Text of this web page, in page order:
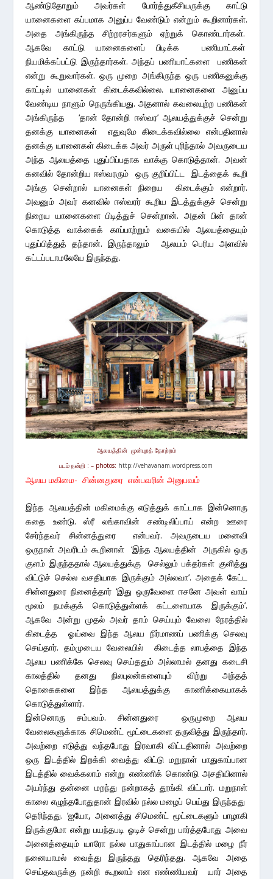
ஆண்டுதோறும் அவர்கள் போர்த்துகீசியருக்கு காட்டு
யானைகளை கப்பமாக அனுப்ப வேண்டும் என்றும் கூறினார்கள்.
அதை அங்கிருந்த சிற்றரசர்களும் ஏற்றுக் கொண்டார்கள்.
ஆகவே காட்டு யானைகளைப் பிடிக்க பணியாட்கள்
நியமிக்கப்பட்டு இருந்தார்கள். அந்தப் பணியாட்களை பணிகன்
என்று கூறுவார்கள். ஒரு முறை அங்கிருந்த ஒரு பணிகனுக்கு
காட்டில் யானைகள் கிடைக்கவில்லை. யானைகளை அனுப்ப
வேண்டிய நாளும் நெருங்கியது. அதனால் கவலையுற்ற பணிகன்
அங்கிருந்த ‘தான் தோன்றி ஈஸ்வர’ ஆலயத்துக்குச் சென்று
தனக்கு யானைகள் எதுவுமே கிடைக்கவில்லை என்பதினால்
தனக்கு யானைகள் கிடைக்க அவர் அருள் புரிந்தால் அவருடைய
அந்த ஆலயத்தை புதுப்பிப்பதாக வாக்கு கொடுத்தான். அவன்
கனவில் தோன்றிய ஈஸ்வரரும் ஒரு குறிப்பிட்ட இடத்தைக் கூறி
அங்கு சென்றால் யானைகள் நிறைய கிடைக்கும் என்றார்.
அவனும் அவர் கனவில் ஈஸ்வரர் கூறிய இடத்துக்குச் சென்று
நிறைய யானைகளை பிடித்துச் சென்றான். அதன் பின் தான்
கொடுத்த வாக்கைக் காப்பாற்றும் வகையில் ஆலயத்தையும்
புதுப்பித்துத் தந்தான். இருந்தாலும் ஆலயம் பெரிய அளவில்
கட்டப்படாமலேயே இருந்தது.
ஆலயத்தின் முன்புறத் தோற்றம்
படம் நன்றி : – photos: http://vehavanam.wordpress.com
ஆலய மகிமை- சின்னதுரை என்பவரின் அனுபவம்
இந்த ஆலயத்தின் மகிமைக்கு எடுத்துக் காட்டாக இன்னொரு
கதை உண்டு. ஸ்ரீ லங்காவின் சண்டிலிப்பாய் என்ற ஊரை
சேர்ந்தவர் சின்னத்துரை என்பவர். அவருடைய மனைவி
ஒருநாள் அவரிடம் கூறினாள் ‘இந்த ஆலயத்தின் அருகில் ஒரு
குளம் இருந்ததால் ஆலயத்துக்கு செல்லும் பக்தர்கள் குளித்து
விட்டுச் செல்ல வசதியாக இருக்கும் அல்லவா’. அதைக் கேட்ட
சின்னதுரை நினைத்தார் ‘இது ஒருவேளை ஈசனே அவள் வாய்
மூலம் நமக்குக் கொடுத்துள்ளக் கட்டளையாக இருக்கும்’.
ஆகவே அன்று முதல் அவர் தாம் செய்யும் வேலை நேரத்தில்
கிடைத்த ஓய்வை இந்த ஆலய நிர்மாணப் பணிக்கு செலவு
செய்தார். தம்முடைய வேலையில் கிடைத்த லாபத்தை இந்த
ஆலய பணிக்கே செலவு செய்ததும் அல்லாமல் தனது கடைசி
காலத்தில் தனது நிலபுலன்களையும் விற்று அந்தத்
தொகைகளை இந்த ஆலயத்துக்கு காணிக்கையாகக்
கொடுத்துள்ளார்.
இன்னொரு சம்பவம். சின்னதுரை ஒருமுறை ஆலய
வேலைகளுக்காக சிமெண்ட் மூட்டைகளை தருவித்து இருந்தார்.
அவற்றை எடுத்து வந்தபோது இரவாகி விட்டதினால் அவற்றை
ஒரு இடத்தில் இறக்கி வைத்து விட்டு மறுநாள் பாதுகாப்பான
இடத்தில் வைக்கலாம் என்று எண்ணிக் கொண்டு அசதியினால்
அயர்ந்து தன்னை மறந்து நன்றாகத் தூங்கி விட்டார். மறுநாள்
காலை எழுந்தபோதுதான் இரவில் நல்ல மழைப் பெய்து இருந்தது
தெரிந்தது. ‘ஐயோ, அனைத்து சிமெண்ட் மூட்டைகளும் பாழாகி
இருக்குமோ என்று பயந்தபடி ஓடிச் சென்று பார்த்தபோது அவை
அனைத்தையும் யாரோ நல்ல பாதுகாப்பான இடத்தில் மழை நீர்
நனையாமல் வைத்து இருந்தது தெரிந்தது. ஆகவே அதை
செய்தவருக்கு நன்றி கூறலாம் என எண்ணியவர் யார் அதை